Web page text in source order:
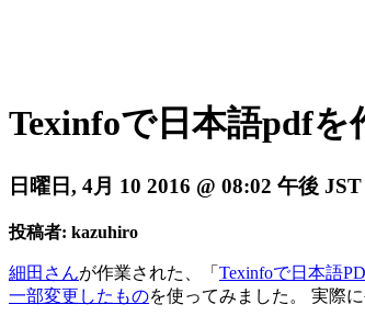
Texinfoで日本語pdfを
日曜日, 4月 10 2016 @ 08:02 午後 JST
投稿者: kazuhiro
細田さんが作業された、「 Texinfoで日本語
一部変更したものを使ってみました。 実際